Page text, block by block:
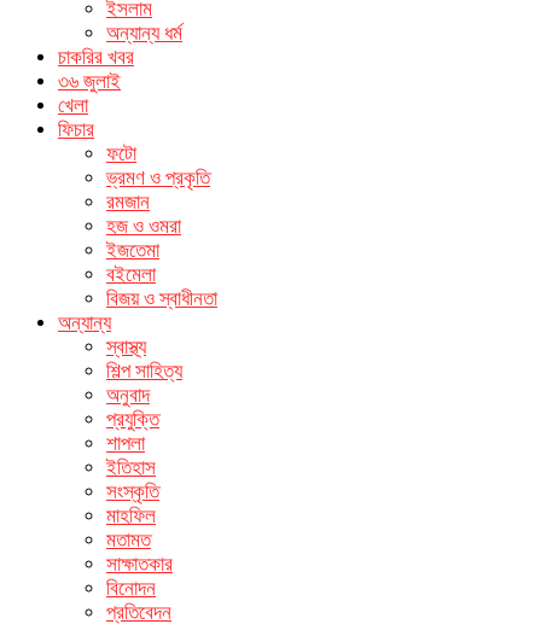
ইসলাম
অন্যান্য ধর্ম
চাকরির খবর
৩৬ জুলাই
খেলা
ফিচার
ফটো
ভ্রমণ ও প্রকৃতি
রমজান
হজ ও ওমরা
ইজতেমা
বইমেলা
বিজয় ও স্বাধীনতা
অন্যান্য
স্বাস্থ্য
শিল্প সাহিত্য
অনুবাদ
প্রযুক্তি
শাপলা
ইতিহাস
সংস্কৃতি
মাহফিল
মতামত
সাক্ষাতকার
বিনোদন
প্রতিবেদন